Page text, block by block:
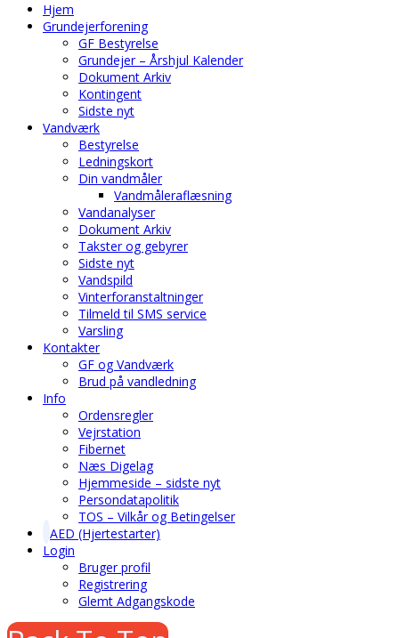
Hjem
Grundejerforening
GF Bestyrelse
Grundejer – Årshjul Kalender
Dokument Arkiv
Kontingent
Sidste nyt
Vandværk
Bestyrelse
Ledningskort
Din vandmåler
Vandmåleraflæsning
Vandanalyser
Dokument Arkiv
Takster og gebyrer
Sidste nyt
Vandspild
Vinterforanstaltninger
Tilmeld til SMS service
Varsling
Kontakter
GF og Vandværk
Brud på vandledning
Info
Ordensregler
Vejrstation
Fibernet
Næs Digelag
Hjemmeside – sidste nyt
Persondatapolitik
TOS – Vilkår og Betingelser
AED (Hjertestarter)
Login
Bruger profil
Registrering
Glemt Adgangskode